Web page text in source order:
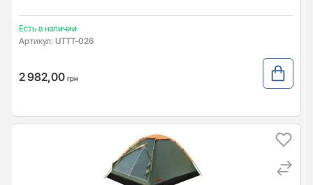
Есть в наличии
Артикул: UTTT-026
2 982,00 грн